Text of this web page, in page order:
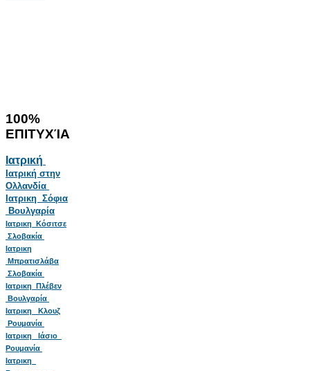
100%
ΕΠΙΤΥΧΊΑ
Ιατρική
Ιατρική στην
Ολλανδία
Ιατρικη Σόφια
Βουλγαρία
Ιατρικη Κόσιτσε
Σλοβακία
Ιατρικη
Μπρατισλάβα
Σλοβακία
Ιατρικη Πλέβεν
Βουλγαρία
Ιατρικη Κλουζ
Ρουμανία
Ιατρικη Ιάσιο
Ρουμανία
Ιατρικη